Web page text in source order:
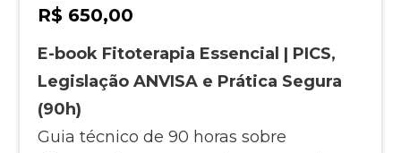
R$ 650,00
E-book Fitoterapia Essencial | PICS,
Legislação ANVISA e Prática Segura
(90h)
Guia técnico de 90 horas sobre